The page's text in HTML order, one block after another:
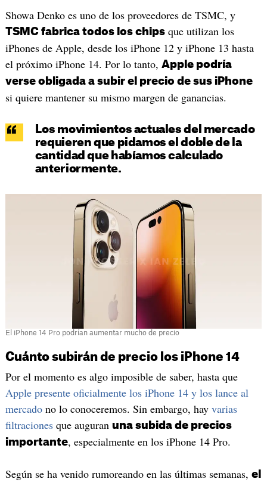
Showa Denko es uno de los proveedores de TSMC, y
TSMC fabrica todos los chipsque utilizan los
iPhones de Apple, desde los iPhone 12 y iPhone 13 hasta
el próximo iPhone 14. Por lo tanto, Apple podría
verse obligada a subir el precio de sus iPhone
si quiere mantener su mismo margen de ganancias.
Los movimientos actuales del mercado
requieren que pidamos el doble de la
cantidad que habíamos calculado
anteriormente.
El iPhone 14 Pro podrían aumentar mucho de precio
Cuánto subirán de precio los iPhone 14
Por el momento es algo imposible de saber, hasta que
Apple presente oficialmente los iPhone 14 y los lance al
mercadono lo conoceremos. Sin embargo, hay varias
filtracionesque auguran una subida de precios
importante, especialmente en los iPhone 14 Pro.
Según se ha venido rumoreando en las últimas semanas, el